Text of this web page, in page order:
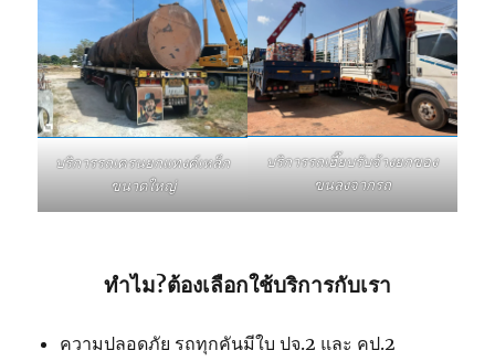
บริการรถเครนยกแทงค์เหล็ก
ขนาดใหญ่
บริการรถเฮี๊ยบรับจ้างยกของ
ขนลงจากรถ
ทำไม?ต้องเลือกใช้บริการกับเรา
ความปลอดภัย รถทุกคันมีใบ ปจ.2 และ คป.2